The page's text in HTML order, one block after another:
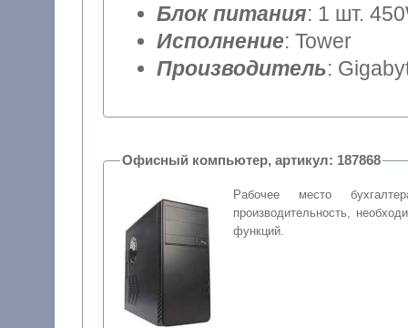
Блок питания: 1 шт.
Исполнение: Tower
Производитель:
Офисный компьютер, артикул: 187868
Рабочее место
производительность,
функций.